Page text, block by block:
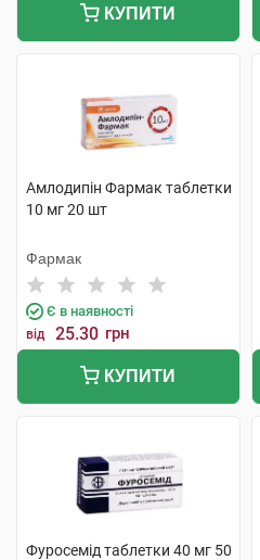
КУПИТИ
Амлодипін Фармак таблетки
10 мг 20 шт
Фармак
Є в наявності
від 25.30 грн
КУПИТИ
Фуросемід таблетки 40 мг 50